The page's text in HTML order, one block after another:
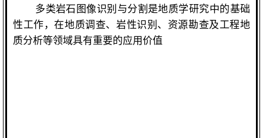
多类岩石图像识别与分割是地质学研究中的基础
性工作，在地质调查、岩性识别、资源勘查及工程地
质分析等领域具有重要的应用价值